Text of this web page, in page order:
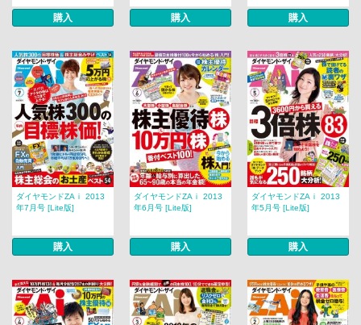
購入 購入 購入
ダイヤモンドZAｉ 2013
年7月号 [Lite版]
購入
ダイヤモンドZAｉ 2013
年6月号 [Lite版]
購入
ダイヤモンドZAｉ 2013
年5月号 [Lite版]
購入